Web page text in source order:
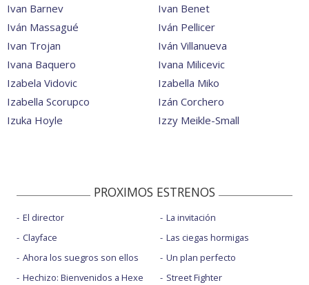
Ivan Barnev
Ivan Benet
Iván Massagué
Iván Pellicer
Ivan Trojan
Iván Villanueva
Ivana Baquero
Ivana Milicevic
Izabela Vidovic
Izabella Miko
Izabella Scorupco
Izán Corchero
Izuka Hoyle
Izzy Meikle-Small
PROXIMOS ESTRENOS
El director
Clayface
Ahora los suegros son ellos
Hechizo: Bienvenidos a Hexe
La invitación
Las ciegas hormigas
Un plan perfecto
Street Fighter